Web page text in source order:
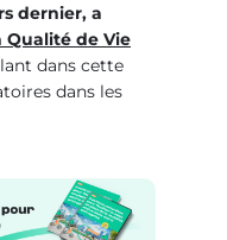
dernier, a
Qualité de Vie
dans cette
dans les